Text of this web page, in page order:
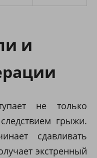
и
не только
грыжи.
сдавливать
экстренный